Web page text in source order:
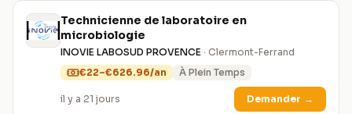
Technicienne de laboratoire en
microbiologie
INOVIE LABOSUD PROVENCE · Clermont-Ferrand
€22–€626.96/an
À Plein Temps
il y a 21 jours Demander →